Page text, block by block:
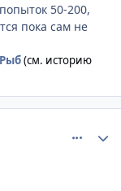
50-200,
пока сам не
(см. историю